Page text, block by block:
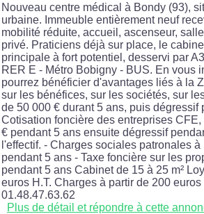
Nouveau centre médical à Bondy (93),
urbaine. Immeuble entièrement neuf
mobilité réduite, accueil, ascenseur,
privé. Praticiens déjà sur place, le
principale à fort potentiel, desservi par
RER E - Métro Bobigny - BUS. En vous
pourrez bénéficier d'avantages liés à la
sur les bénéfices, sur les sociétés, sur
de 50 000 € durant 5 ans, puis dégressif
Cotisation foncière des entreprises
€ pendant 5 ans ensuite dégressif
l'effectif. - Charges sociales patronales
pendant 5 ans - Taxe foncière sur les
pendant 5 ans Cabinet de 15 à 25 m²
euros H.T. Charges à partir de 200
01.48.47.63.62
Plus de détail et répondre à cette